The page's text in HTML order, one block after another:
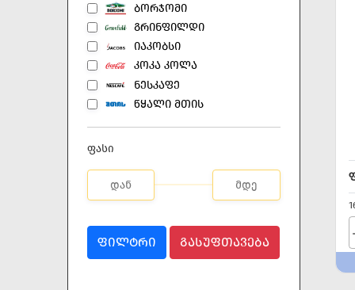
ᲑᲝᲠᲯᲝᲛᲘ
ᲒᲠᲘᲜᲤᲘᲚᲓᲘ
ᲘᲐᲙᲝᲑᲡᲘ
ᲙᲝᲙᲐ ᲙᲝᲚᲐ
ᲜᲔᲡᲙᲐᲤᲔ
ᲬᲧᲐᲚᲘ ᲛᲗᲘᲡ
ფასი
ᲤᲘᲚᲢᲠᲘ ᲒᲐᲡᲣᲤᲗᲐᲕᲔᲑᲐ